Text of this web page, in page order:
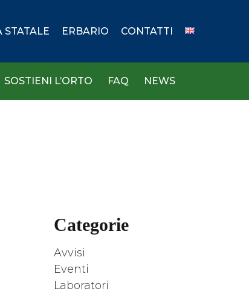
STATALE ERBARIO CONTATTI
SOSTIENI L’ORTO FAQ NEWS
Categorie
Avvisi
Eventi
Laboratori